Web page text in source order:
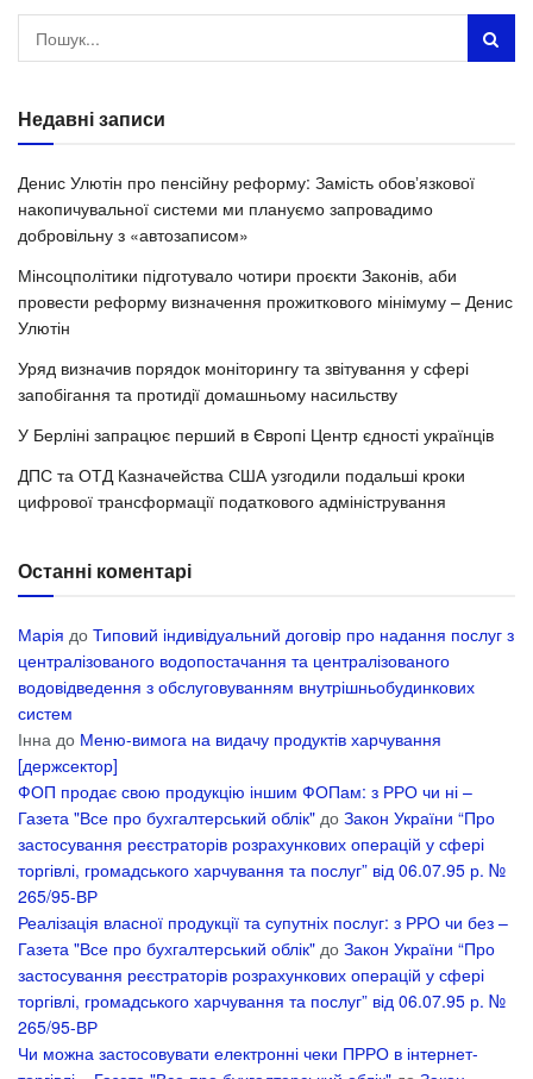
Недавні записи
Денис Улютін про пенсійну реформу: Замість обовʼязкової
накопичувальної системи ми плануємо запровадимо
добровільну з «автозаписом»
Мінсоцполітики підготувало чотири проєкти Законів, аби
провести реформу визначення прожиткового мінімуму – Денис
Улютін
Уряд визначив порядок моніторингу та звітування у сфері
запобігання та протидії домашньому насильству
У Берліні запрацює перший в Європі Центр єдності українців
ДПС та ОТД Казначейства США узгодили подальші кроки
цифрової трансформації податкового адміністрування
Останні коментарі
Марія до Типовий індивідуальний договір про надання послуг з
централізованого водопостачання та централізованого
водовідведення з обслуговуванням внутрішньобудинкових
систем
Інна до Меню-вимога на видачу продуктів харчування
[держсектор]
ФОП продає свою продукцію іншим ФОПам: з РРО чи ні –
Газета "Все про бухгалтерський облік" до Закон України “Про
застосування реєстраторів розрахункових операцій у сфері
торгівлі, громадського харчування та послуг” від 06.07.95 р. №
265/95-ВР
Реалізація власної продукції та супутніх послуг: з РРО чи без –
Газета "Все про бухгалтерський облік" до Закон України “Про
застосування реєстраторів розрахункових операцій у сфері
торгівлі, громадського харчування та послуг” від 06.07.95 р. №
265/95-ВР
Чи можна застосовувати електронні чеки ПРРО в інтернет-